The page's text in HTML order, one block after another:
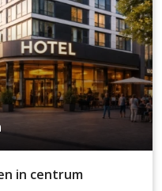
in centrum